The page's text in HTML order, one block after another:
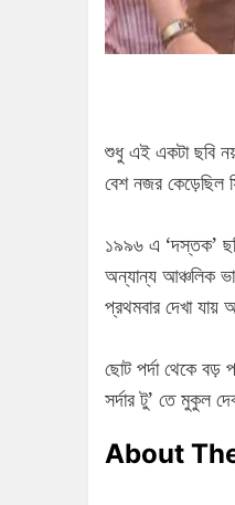
শুধু এই একটা ছবি
বেশ নজর কেড়েছিল
১৯৯৬ এ ‘দস্তক’
অন্যান্য আঞ্চলিক
প্রথমবার দেখা যায়
ছোট পর্দা থেকে
সর্দার টু’ তে মুকুল
About